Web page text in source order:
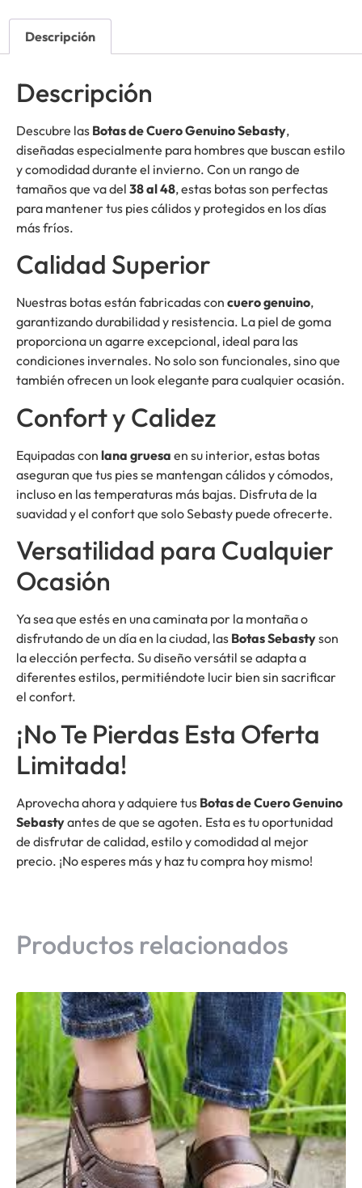
Descripción
Descripción
Descubre las Botas de Cuero Genuino Sebasty,
diseñadas especialmente para hombres que buscan estilo
y comodidad durante el invierno. Con un rango de
tamaños que va del 38 al 48, estas botas son perfectas
para mantener tus pies cálidos y protegidos en los días
más fríos.
Calidad Superior
Nuestras botas están fabricadas con cuero genuino,
garantizando durabilidad y resistencia. La piel de goma
proporciona un agarre excepcional, ideal para las
condiciones invernales. No solo son funcionales, sino que
también ofrecen un look elegante para cualquier ocasión.
Confort y Calidez
Equipadas con lana gruesa en su interior, estas botas
aseguran que tus pies se mantengan cálidos y cómodos,
incluso en las temperaturas más bajas. Disfruta de la
suavidad y el confort que solo Sebasty puede ofrecerte.
Versatilidad para Cualquier
Ocasión
Ya sea que estés en una caminata por la montaña o
disfrutando de un día en la ciudad, las Botas Sebastyson
la elección perfecta. Su diseño versátil se adapta a
diferentes estilos, permitiéndote lucir bien sin sacrificar
el confort.
¡No Te Pierdas Esta Oferta
Limitada!
Aprovecha ahora y adquiere tus Botas de Cuero Genuino
Sebastyantes de que se agoten. Esta es tu oportunidad
de disfrutar de calidad, estilo y comodidad al mejor
precio. ¡No esperes más y haz tu compra hoy mismo!
Productos relacionados